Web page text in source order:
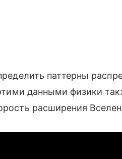
паттерны
данными физики
расширения